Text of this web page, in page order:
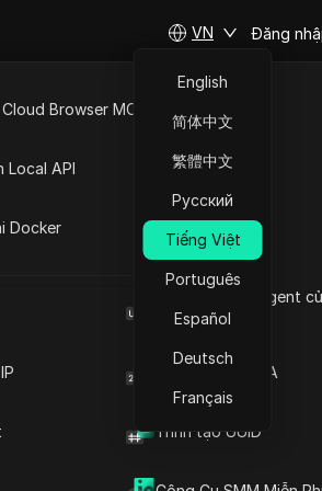
Browser User Agent
Trình tạo mã 2FA
Trình tạo UUID
Browser MCP
Local API
Docker
VN
English
简体中文
繁體中文
Русский
Tiếng Việt
Português
Español
Deutsch
Français
Đăng
IP
đủ địa chỉ IP và phạm vi
số lượng của chúng.